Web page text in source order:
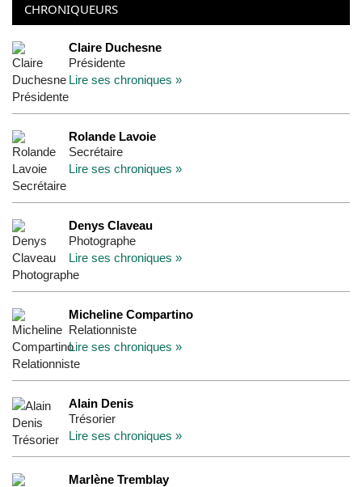
CHRONIQUEURS
Claire Duchesne
Présidente
Lire ses chroniques »
Rolande Lavoie
Secrétaire
Lire ses chroniques »
Denys Claveau
Photographe
Lire ses chroniques »
Micheline Compartino
Relationniste
Lire ses chroniques »
Alain Denis
Trésorier
Lire ses chroniques »
Marlène Tremblay